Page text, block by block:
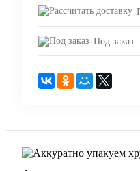
Под заказ